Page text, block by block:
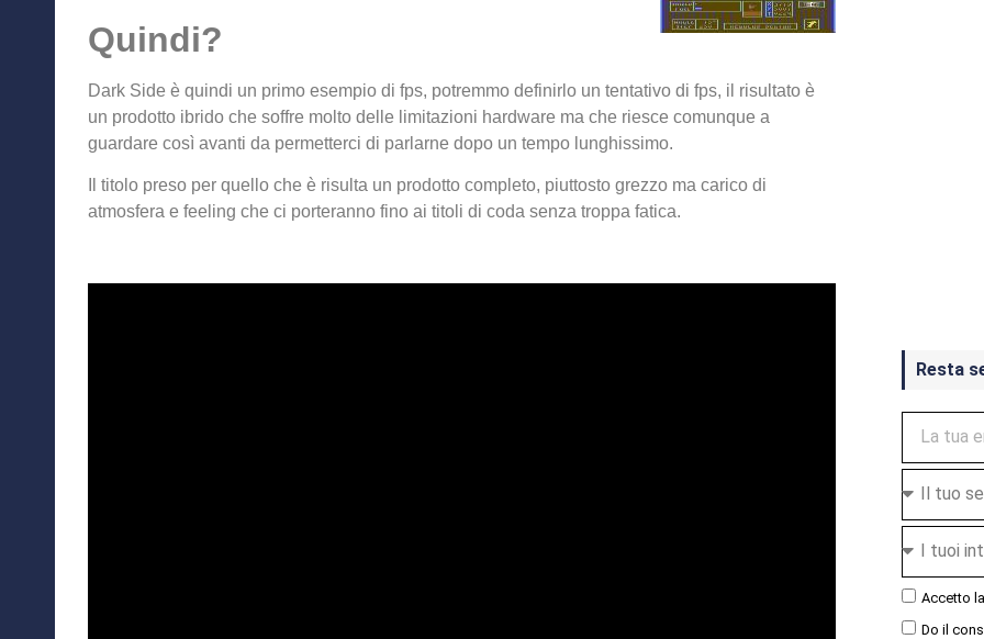
Quindi?
Dark Side è quindi un primo esempio di fps, potremmo definirlo un tentativo di fps, il risultato è
un prodotto ibrido che soffre molto delle limitazioni hardware ma che riesce comunque a
guardare così avanti da permetterci di parlarne dopo un tempo lunghissimo.
Il titolo preso per quello che è risulta un prodotto completo, piuttosto grezzo ma carico di
atmosfera e feeling che ci porteranno fino ai titoli di coda senza troppa fatica.
Resta
Accetto la
Do il